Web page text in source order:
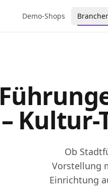
Demo-Shops
–
Ob
Vorstellung
Einrichtung